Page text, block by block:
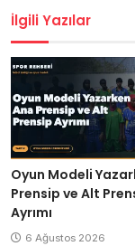
İlgili Yazılar
Oyun Modeli
Prensip ve Alt
Ayrımı
6 Ağustos 2026